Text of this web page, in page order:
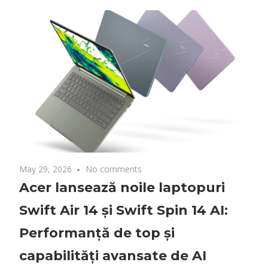
May 29, 2026 No comments
Acer lansează noile laptopuri
Swift Air 14 și Swift Spin 14 AI:
Performanță de top și
capabilități avansate de AI